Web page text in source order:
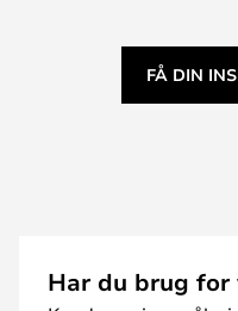
FÅ DIN
Har du brug for